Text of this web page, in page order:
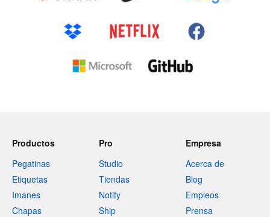
Productos
Pegatinas
Etiquetas
Imanes
Chapas
Pro
Studio
Tiendas
Notify
Ship
Empresa
Acerca de
Blog
Empleos
Prensa